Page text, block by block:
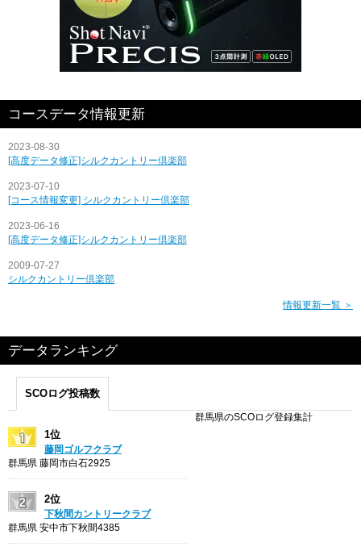
コースデータ情報更新
2023-08-30
[高度データ修正]シルクカントリー倶楽部
2023-07-10
[コース情報変更] シルクカントリー倶楽部
2023-06-16
[高度データ修正]シルクカントリー倶楽部
2009-07-27
シルクカントリー倶楽部
情報更新一覧 ＞
データランキング
SCOログ投稿数
群馬県のSCOログ登録集計
1位
藤岡ゴルフクラブ
群馬県 藤岡市白石2925
2位
下秋間カントリークラブ
群馬県 安中市下秋間4385